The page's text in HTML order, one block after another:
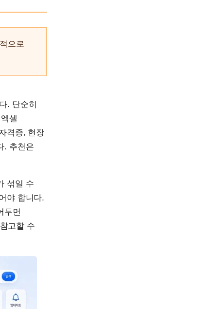
으로
. 단순히
셀
격증, 현장
. 추천은
섞일 수
야 합니다.
두면
고할 수